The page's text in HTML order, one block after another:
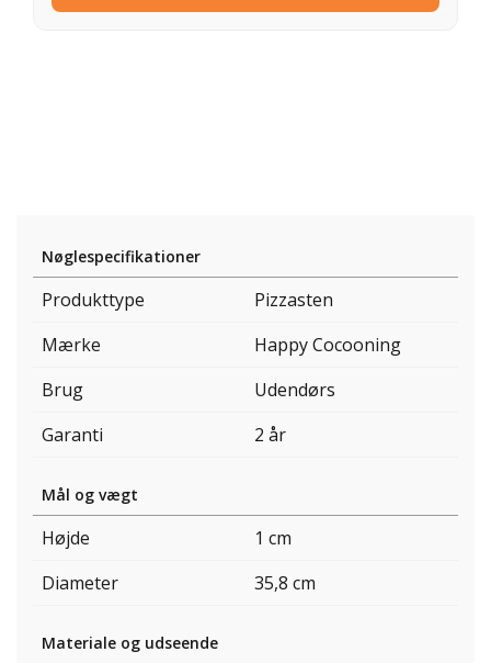
Nøglespecifikationer
Produkttype
Pizzasten
Mærke
Happy Cocooning
Brug
Udendørs
Garanti
2 år
Mål og vægt
Højde
1 cm
Diameter
35,8 cm
Materiale og udseende